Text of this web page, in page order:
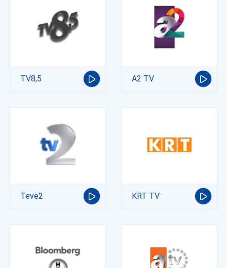
TV8,5 A2 TV
Teve2 KRT TV